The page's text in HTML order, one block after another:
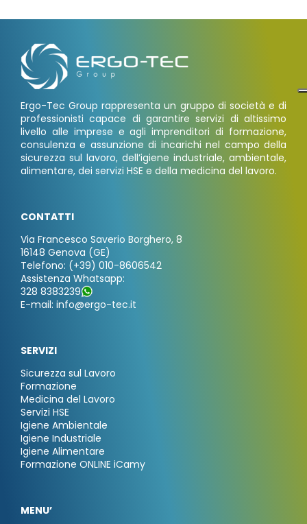
Ergo-Tec Group rappresenta un gruppo di società e di
professionisti capace di garantire servizi di altissimo
livello alle imprese e agli imprenditori di formazione,
consulenza e assunzione di incarichi nel campo della
sicurezza sul lavoro, dell’igiene industriale, ambientale,
alimentare, dei servizi HSE e della medicina del lavoro.
CONTATTI
Via Francesco Saverio Borghero, 8
16148 Genova (GE)
Telefono: (+39) 010-8606542
Assistenza Whatsapp:
328 8383239
E-mail: info@ergo-tec.it
SERVIZI
Sicurezza sul Lavoro
Formazione
Medicina del Lavoro
Servizi HSE
Igiene Ambientale
Igiene Industriale
Igiene Alimentare
Formazione ONLINE iCamy
MENU’